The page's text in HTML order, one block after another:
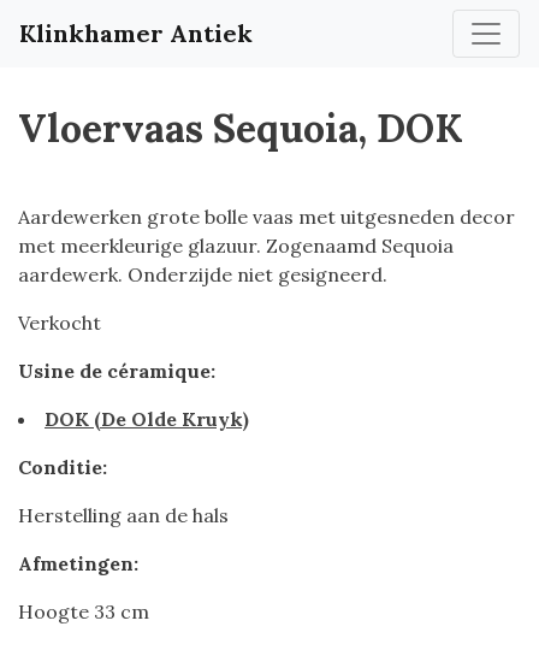
Klinkhamer Antiek
Vloervaas Sequoia, DOK
Aardewerken grote bolle vaas met uitgesneden decor
met meerkleurige glazuur. Zogenaamd Sequoia
aardewerk. Onderzijde niet gesigneerd.
Verkocht
Usine de céramique:
DOK (De Olde Kruyk)
Conditie:
Herstelling aan de hals
Afmetingen:
Hoogte 33 cm